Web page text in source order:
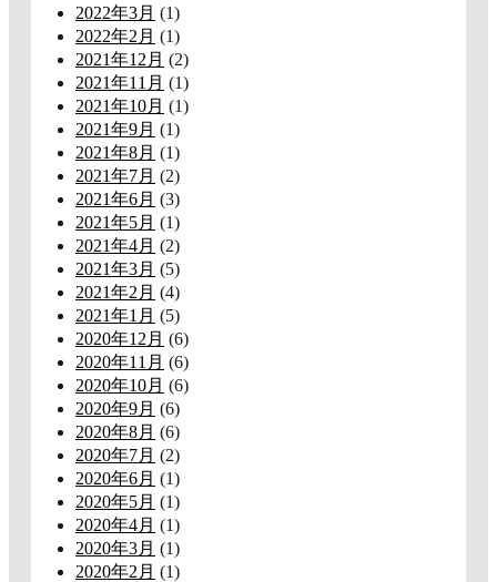
2022年3月 (1)
2022年2月 (1)
2021年12月 (2)
2021年11月 (1)
2021年10月 (1)
2021年9月 (1)
2021年8月 (1)
2021年7月 (2)
2021年6月 (3)
2021年5月 (1)
2021年4月 (2)
2021年3月 (5)
2021年2月 (4)
2021年1月 (5)
2020年12月 (6)
2020年11月 (6)
2020年10月 (6)
2020年9月 (6)
2020年8月 (6)
2020年7月 (2)
2020年6月 (1)
2020年5月 (1)
2020年4月 (1)
2020年3月 (1)
2020年2月 (1)